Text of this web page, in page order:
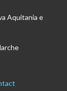
Aquitania e